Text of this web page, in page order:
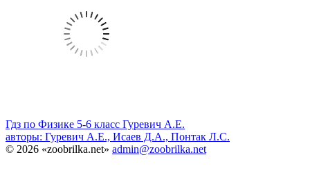
Гдз по Физике 5-6 класс Гуревич А.Е.
авторы: Гуревич А.Е., Исаев Д.А., Понтак Л.С.
© 2026 «zoobrilka.net» admin@zoobrilka.net